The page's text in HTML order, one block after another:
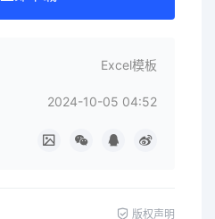
Excel模板
2024-10-05 04:52
版权声明